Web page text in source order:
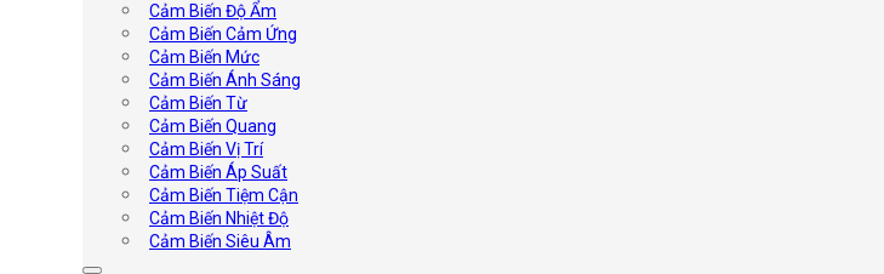
Cảm Biến Độ Ẩm
Cảm Biến Cảm Ứng
Cảm Biến Mức
Cảm Biến Ánh Sáng
Cảm Biến Từ
Cảm Biến Quang
Cảm Biến Vị Trí
Cảm Biến Áp Suất
Cảm Biến Tiệm Cận
Cảm Biến Nhiệt Độ
Cảm Biến Siêu Âm